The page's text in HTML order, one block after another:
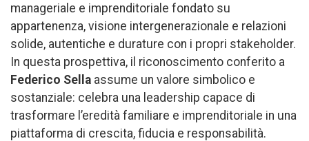
manageriale e imprenditoriale fondato su
appartenenza, visione intergenerazionale e relazioni
solide, autentiche e durature con i propri stakeholder.
In questa prospettiva, il riconoscimento conferito a
Federico Sella assume un valore simbolico e
sostanziale: celebra una leadership capace di
trasformare l’eredità familiare e imprenditoriale in una
piattaforma di crescita, fiducia e responsabilità.